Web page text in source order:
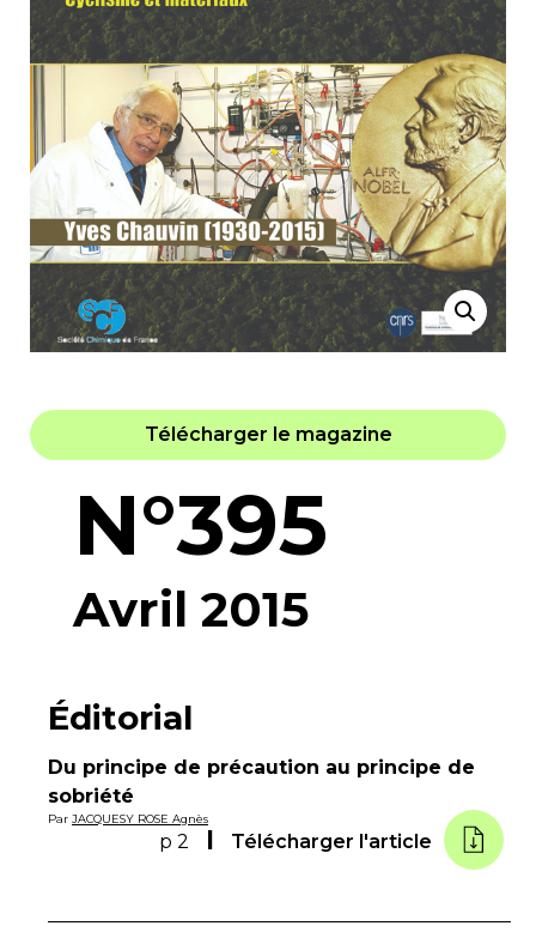
Télécharger le magazine
N°395
Avril 2015
Éditorial
Du principe de précaution au principe de
sobriété
Par JACQUESY ROSE Agnès
p 2 Télécharger l'article